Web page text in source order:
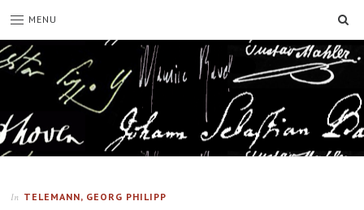
MENU
In TELEMANN, GEORG PHILIPP